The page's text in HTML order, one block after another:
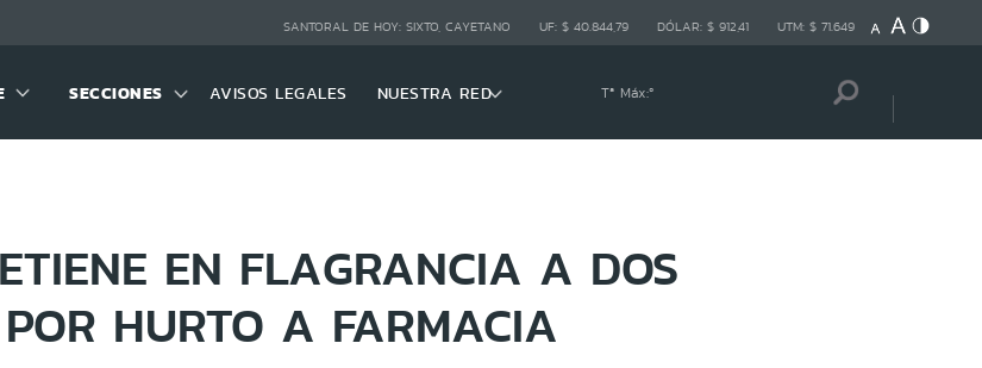
SANTORAL DE HOY: SIXTO, CAYETANO UF: $ 40.844,79 DÓLAR: $ 912,41 UTM: $ 71.649
SECCIONES AVISOS LEGALES NUESTRA RED Tª Máx:º
EN FLAGRANCIA A DOS
POR HURTO A FARMACIA